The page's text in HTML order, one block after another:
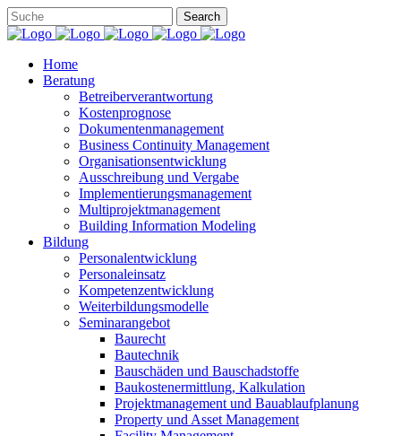
Home
Beratung
Betreiberverantwortung
Kostenprognose
Dokumentenmanagement
Business Continuity Management
Organisationsentwicklung
Ausschreibung und Vergabe
Implementierungsmanagement
Multiprojektmanagement
Building Information Modeling
Bildung
Personalentwicklung
Personaleinsatz
Kompetenzentwicklung
Weiterbildungsmodelle
Seminarangebot
Baurecht
Bautechnik
Bauschäden und Bauschadstoffe
Baukostenermittlung, Kalkulation
Projektmanagement und Bauablaufplanung
Property und Asset Management